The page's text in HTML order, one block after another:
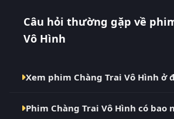
Câu hỏi thường gặp về
Vô Hình
Xem phim Chàng Trai Vô Hình ở
miễn phí tại RoPhim
Phim Chàng Trai Vô Hình có bao